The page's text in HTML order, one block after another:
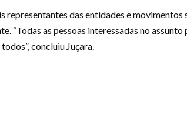
representantes das entidades e movimentos
“Todas as pessoas interessadas no assunto
concluiu Juçara.